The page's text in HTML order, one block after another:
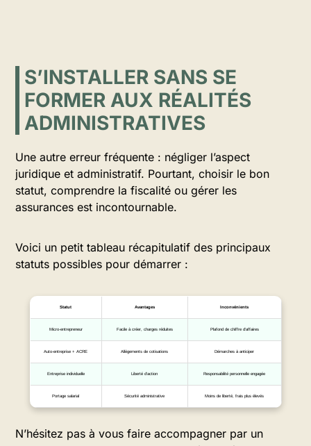
S’INSTALLER SANS SE
FORMER AUX RÉALITÉS
ADMINISTRATIVES
Une autre erreur fréquente : négliger l’aspect
juridique et administratif. Pourtant, choisir le bon
statut, comprendre la fiscalité ou gérer les
assurances est incontournable.
Voici un petit tableau récapitulatif des principaux
statuts possibles pour démarrer :
Statut Avantages Inconvénients
Micro-entrepreneur Facile à créer, charges réduites Plafond de chiffre d’affaires
Auto-entreprise + ACRE Allègements de cotisations Démarches à anticiper
Entreprise individuelle Liberté d’action Responsabilité personnelle engagée
Portage salarial Sécurité administrative Moins de liberté, frais plus élevés
N’hésitez pas à vous faire accompagner par un